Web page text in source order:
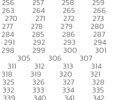
256 257 258 259
263 264 265 266
270 271 272 273
277 278 279 280
284 285 286 287
291 292 293 294
298 299 300 301
305 306 307
311 312 313 314
318 319 320 321
325 326 327 328
332 333 334 335
339 340 341 342